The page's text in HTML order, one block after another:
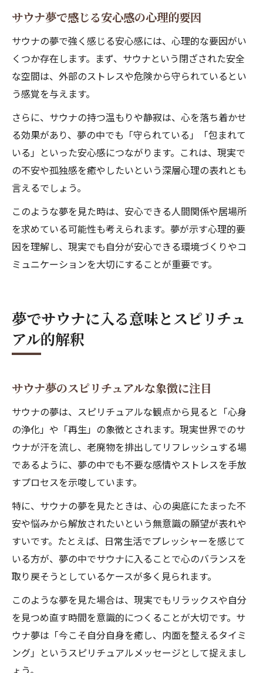
サウナ夢で感じる安心感の心理的要因
サウナの夢で強く感じる安心感には、心理的な要因がい
くつか存在します。まず、サウナという閉ざされた安全
な空間は、外部のストレスや危険から守られているとい
う感覚を与えます。
さらに、サウナの持つ温もりや静寂は、心を落ち着かせ
る効果があり、夢の中でも「守られている」「包まれて
いる」といった安心感につながります。これは、現実で
の不安や孤独感を癒やしたいという深層心理の表れとも
言えるでしょう。
このような夢を見た時は、安心できる人間関係や居場所
を求めている可能性も考えられます。夢が示す心理的要
因を理解し、現実でも自分が安心できる環境づくりやコ
ミュニケーションを大切にすることが重要です。
夢でサウナに入る意味とスピリチュ
アル的解釈
サウナ夢のスピリチュアルな象徴に注目
サウナの夢は、スピリチュアルな観点から見ると「心身
の浄化」や「再生」の象徴とされます。現実世界でのサ
ウナが汗を流し、老廃物を排出してリフレッシュする場
であるように、夢の中でも不要な感情やストレスを手放
すプロセスを示唆しています。
特に、サウナの夢を見たときは、心の奥底にたまった不
安や悩みから解放されたいという無意識の願望が表れや
すいです。たとえば、日常生活でプレッシャーを感じて
いる方が、夢の中でサウナに入ることで心のバランスを
取り戻そうとしているケースが多く見られます。
このような夢を見た場合は、現実でもリラックスや自分
を見つめ直す時間を意識的につくることが大切です。サ
ウナ夢は「今こそ自分自身を癒し、内面を整えるタイミ
ング」というスピリチュアルメッセージとして捉えまし
ょう。